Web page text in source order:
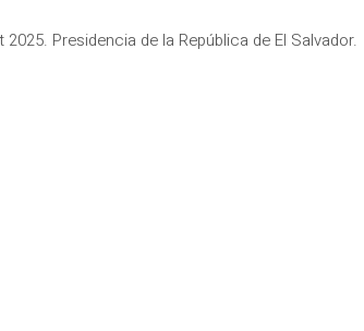
Presidencia de la República de El Salvador.